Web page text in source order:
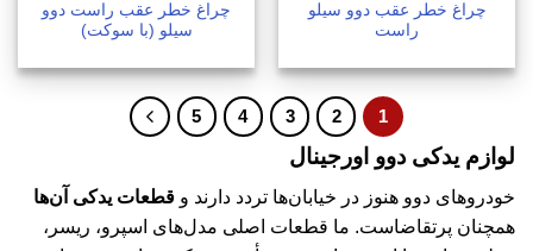
چراغ خطر عقب دوو سیلو
راست
چراغ خطر عقب راست دوو
سیلو (با سوکت)
1
2
3
4
5
لوازم یدکی دوو اورجینال
خودروهای دوو هنوز در خیابان‌ها تردد دارند و قطعات یدکی آن‌ها
همچنان پرتقاضاست. ما قطعات اصلی مدل‌های اسپرو، ریسر،